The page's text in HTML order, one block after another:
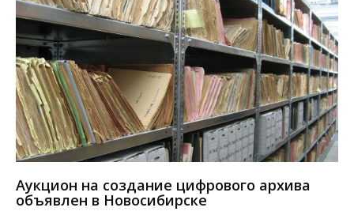
Аукцион на создание цифрового архива
объявлен в Новосибирске